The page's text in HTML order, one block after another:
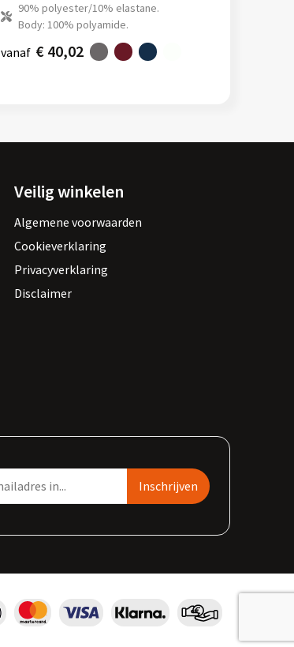
90% polyester/10% elastane.
Body: 100% polyamide.
vanaf € 40,02
Veilig winkelen
Algemene voorwaarden
Cookieverklaring
Privacyverklaring
Disclaimer